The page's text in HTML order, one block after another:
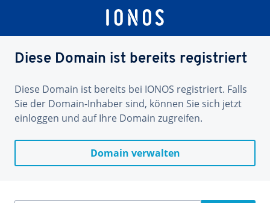
Diese Domain ist bereits registriert
Diese Domain ist bereits bei IONOS registriert. Falls
Sie der Domain-Inhaber sind, können Sie sich jetzt
einloggen und auf Ihre Domain zugreifen.
Domain verwalten